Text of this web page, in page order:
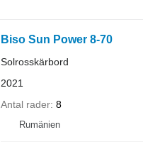
Biso Sun Power 8-70
Solrosskärbord
2021
Antal rader 8
Rumänien